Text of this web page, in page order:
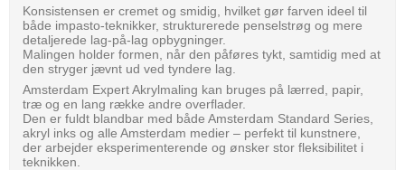
Konsistensen er cremet og smidig, hvilket gør farven ideel til
både impasto-teknikker, strukturerede penselstrøg og mere
detaljerede lag-på-lag opbygninger.
Malingen holder formen, når den påføres tykt, samtidig med at
den stryger jævnt ud ved tyndere lag.
Amsterdam Expert Akrylmaling kan bruges på lærred, papir,
træ og en lang række andre overflader.
Den er fuldt blandbar med både Amsterdam Standard Series,
akryl inks og alle Amsterdam medier – perfekt til kunstnere,
der arbejder eksperimenterende og ønsker stor fleksibilitet i
teknikken.